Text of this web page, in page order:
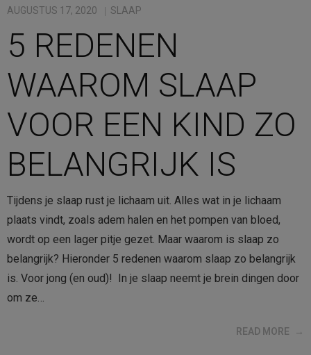
AUGUSTUS 17, 2020 SLAAP
5 REDENEN
WAAROM SLAAP
VOOR EEN KIND ZO
BELANGRIJK IS
Tijdens je slaap rust je lichaam uit. Alles wat in je lichaam
plaats vindt, zoals adem halen en het pompen van bloed,
wordt op een lager pitje gezet. Maar waarom is slaap zo
belangrijk? Hieronder 5 redenen waarom slaap zo belangrijk
is. Voor jong (en oud)! In je slaap neemt je brein dingen door
om ze…
READ MORE